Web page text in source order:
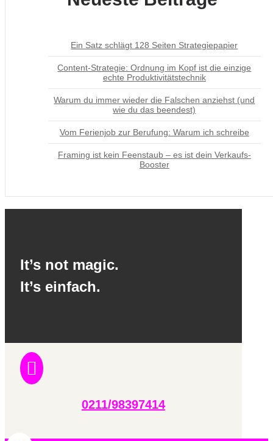
Ein Satz schlägt 128 Seiten Strategiepapier
Content-Strategie: Ordnung im Kopf ist die einzige
echte Produktivitätstechnik
Warum du immer wieder die Falschen anziehst (und
wie du das beendest)
Vom Ferienjob zur Berufung: Warum ich schreibe
Framing ist kein Feenstaub – es ist dein Verkaufs-
Booster
It’s not magic.
It’s einfach.

0211/98397414